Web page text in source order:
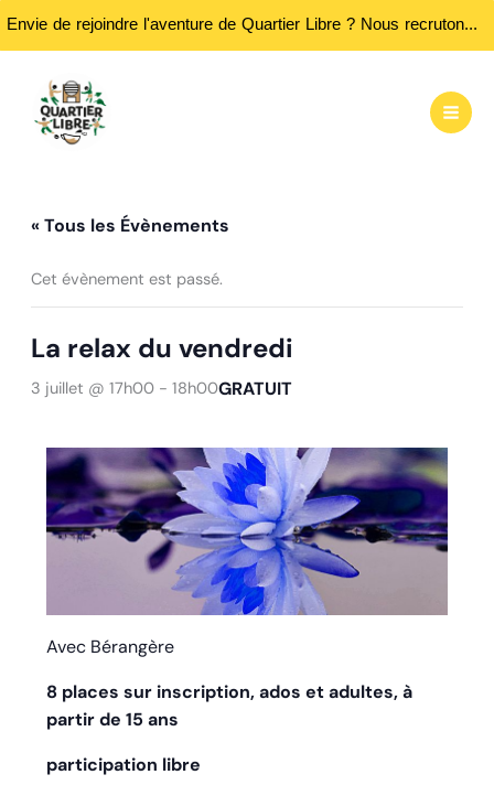
Envie de rejoindre l'aventure de Quartier Libre ? Nous recrutons des bénévoles ! Passez nous rencontrer aux heures d'ouvertures...
contenu
« Tous les Évènements
Cet évènement est passé.
La relax du vendredi
3 juillet @ 17h00- 18h00GRATUIT
Avec Bérangère
8 places sur inscription, ados et adultes, à
partir de 15 ans
participation libre